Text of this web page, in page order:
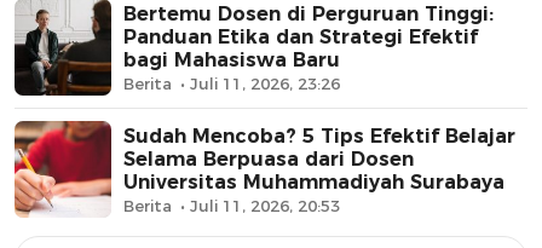
Bertemu Dosen di Perguruan Tinggi:
Panduan Etika dan Strategi Efektif
bagi Mahasiswa Baru
Berita Juli 11, 2026, 23:26
Sudah Mencoba? 5 Tips Efektif Belajar
Selama Berpuasa dari Dosen
Universitas Muhammadiyah Surabaya
Berita Juli 11, 2026, 20:53